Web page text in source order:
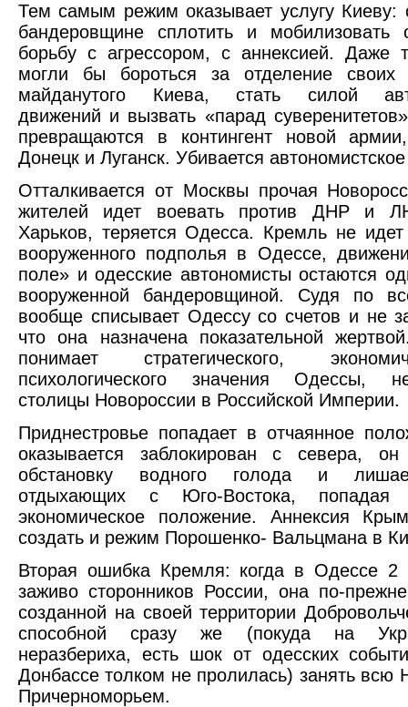
Тем самым режим оказывает услугу Киеву:
бандеровщине сплотить и мобилизовать
борьбу с агрессором, с аннексией. Даже
могли бы бороться за отделение своих
майданутого Киева, стать силой
движений и вызвать «парад
превращаются в контингент новой
Донецк и Луганск. Убивается
Отталкивается от Москвы прочая
жителей идет воевать против ДНР и
Харьков, теряется Одесса. Кремль не
вооруженного подполья в Одессе,
поле» и одесские автономисты остаются
вооруженной бандеровщиной. Судя по
вообще списывает Одессу со счетов и не
что она назначена показательной
понимает стратегического,
психологического значения Одессы,
столицы Новороссии в Российской Империи.
Приднестровье попадает в отчаянное
оказывается заблокирован с севера,
обстановку водного голода и
отдыхающих с Юго-Востока,
экономическое положение. Аннексия
создать и режим Порошенко- Вальцмана в
Вторая ошибка Кремля: когда в Одессе 2
заживо сторонников России, она по-
созданной на своей территории
способной сразу же (покуда на
неразбериха, есть шок от одесских
Донбассе толком не пролилась) занять всю
Причерноморьем.